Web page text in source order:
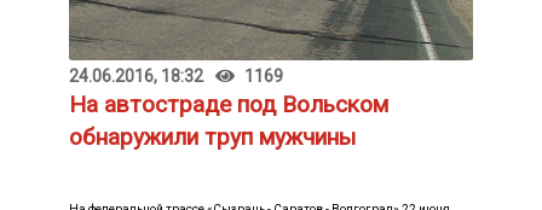
24.06.2016, 18:32 1169
На автостраде под Вольском
обнаружили труп мужчины